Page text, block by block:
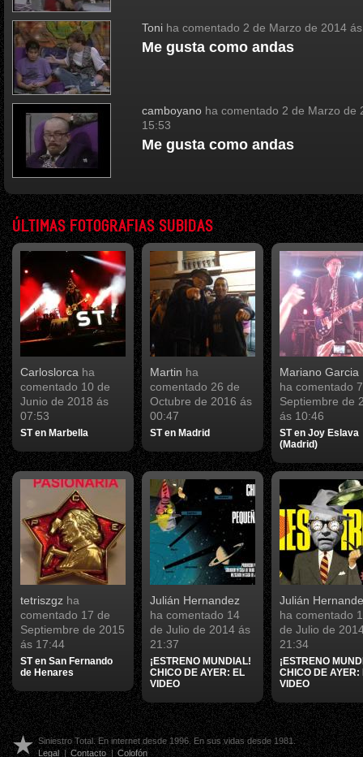
Toni ha comentado 2 de Marzo de 2014
Me gusta como andas
camboyano ha comentado 2 de Marzo de
15:53
Me gusta como andas
ÚLTIMAS FOTOGRAFIAS SUBIDAS
Carloslorca ha
comentado 10 de
Junio de 2018 ás
07:53
ST en Marbella
Martin ha
comentado 26 de
Octubre de 2016 ás
00:47
ST en Madrid
Mariano Garcia
ha comentado
Septiembre de
ás 10:46
ST en Joy Eslava
(Madrid)
tetriszgz ha
comentado 17 de
Septiembre de 2015
ás 17:44
ST en San Fernando
de Henares
Julián Hernandez
ha comentado 14
de Julio de 2014 ás
21:37
¡ESTRENO MUNDIAL!
CHICO DE AYER: EL
VIDEO
Julián
ha comentado
de Julio de
21:34
¡ESTRENO
CHICO DE AYER:
VIDEO
Siniestro Total. En internet desde 1996. En sus vidas desde 1981.
Legal
| Contacto | Colofón